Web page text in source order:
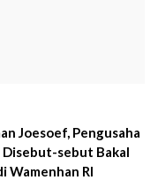
Joesoef, Pengusaha
Disebut-sebut Bakal
Wamenhan RI